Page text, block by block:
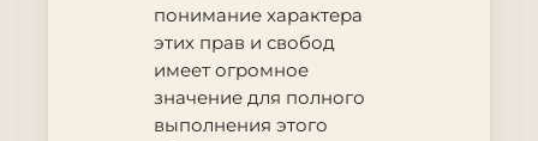
понимание характера
этих прав и свобод
имеет огромное
значение для полного
выполнения этого